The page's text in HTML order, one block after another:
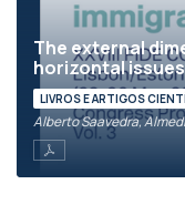
The external
horizontal
LIVROS E ARTIGOS
Alberto Saavedra,